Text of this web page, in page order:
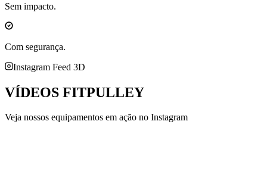
Sem impacto.
Com segurança.
Instagram Feed 3D
VÍDEOS FITPULLEY
Veja nossos equipamentos em ação no Instagram